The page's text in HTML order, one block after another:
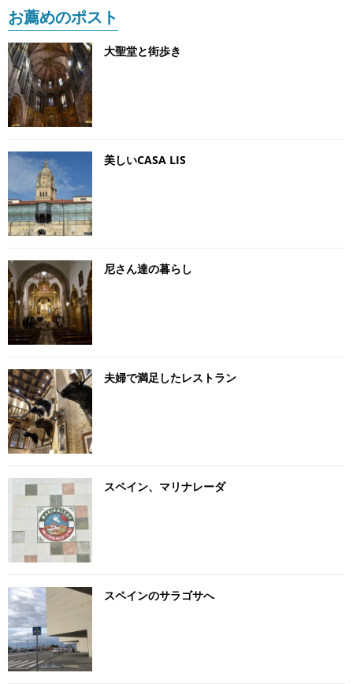
お薦めのポスト
大聖堂と街歩き
美しいCASA LIS
尼さん達の暮らし
夫婦で満足したレストラン
スペイン、マリナレーダ
スペインのサラゴサへ